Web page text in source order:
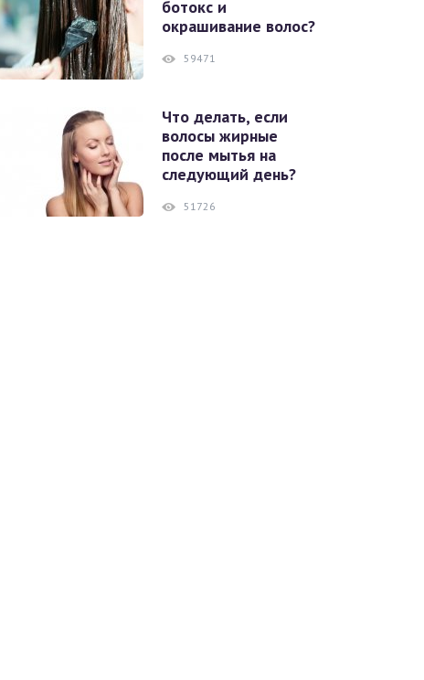
ботокс и
окрашивание волос?
59471
Что делать, если
волосы жирные
после мытья на
следующий день?
51726